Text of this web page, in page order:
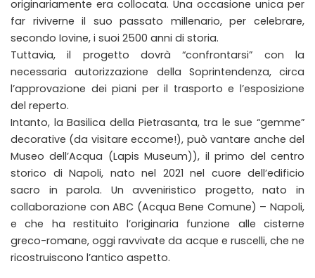
originariamente era collocata. Una occasione unica per
far riviverne il suo passato millenario, per celebrare,
secondo Iovine, i suoi 2500 anni di storia.
Tuttavia, il progetto dovrà “confrontarsi” con la
necessaria autorizzazione della Soprintendenza, circa
l’approvazione dei piani per il trasporto e l’esposizione
del reperto.
Intanto, la Basilica della Pietrasanta, tra le sue “gemme”
decorative (da visitare eccome!), può vantare anche del
Museo dell’Acqua (Lapis Museum)), il primo del centro
storico di Napoli, nato nel 2021 nel cuore dell’edificio
sacro in parola. Un avveniristico progetto, nato in
collaborazione con ABC (Acqua Bene Comune) – Napoli,
e che ha restituito l’originaria funzione alle cisterne
greco-romane, oggi ravvivate da acque e ruscelli, che ne
ricostruiscono l’antico aspetto.